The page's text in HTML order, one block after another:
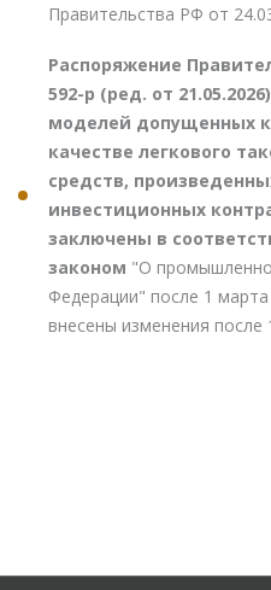
Правительства РФ от
Распоряжение
592-р (ред. от
моделей допущенных
качестве легкового
средств,
инвестиционных
заключены в
законом "О
Федерации" после 1
внесены изменения после